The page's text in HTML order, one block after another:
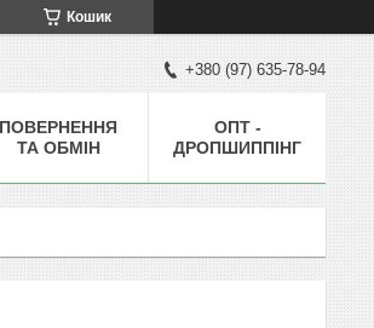
Кошик
+380 (97) 635-78-94
ПОВЕРНЕННЯ
ТА ОБМІН
ОПТ -
ДРОПШИППІНГ